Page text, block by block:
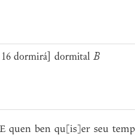
dormirá] dormital B
quen ben qu[is]er seu